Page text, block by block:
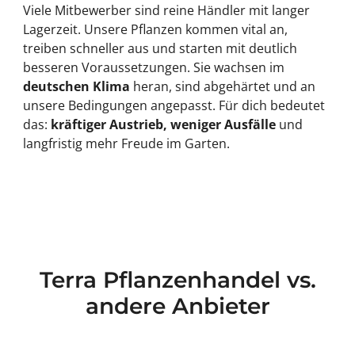
Viele Mitbewerber sind reine Händler mit langer
Lagerzeit. Unsere Pflanzen kommen vital an,
treiben schneller aus und starten mit deutlich
besseren Voraussetzungen. Sie wachsen im
deutschen Klima heran, sind abgehärtet und an
unsere Bedingungen angepasst. Für dich bedeutet
das: kräftiger Austrieb, weniger Ausfälle und
langfristig mehr Freude im Garten.
Terra Pflanzenhandel vs.
andere Anbieter